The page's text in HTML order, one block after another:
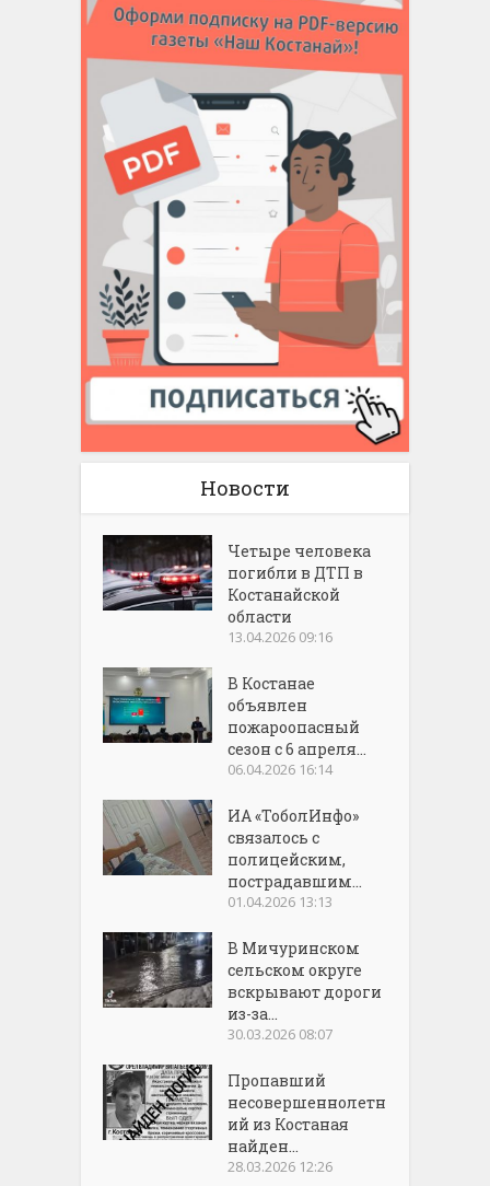
Новости
Четыре человека
погибли в ДТП в
Костанайской
области
13.04.2026 09:16
В Костанае
объявлен
пожароопасный
сезон с 6 апреля...
06.04.2026 16:14
ИА «ТоболИнфо»
связалось с
полицейским,
пострадавшим...
01.04.2026 13:13
В Мичуринском
сельском округе
вскрывают дороги
из-за...
30.03.2026 08:07
Пропавший
несовершеннолетн
ий из Костаная
найден...
28.03.2026 12:26